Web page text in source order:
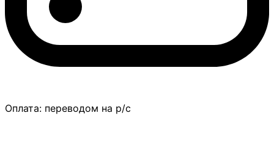
Оплата: переводом на р/с